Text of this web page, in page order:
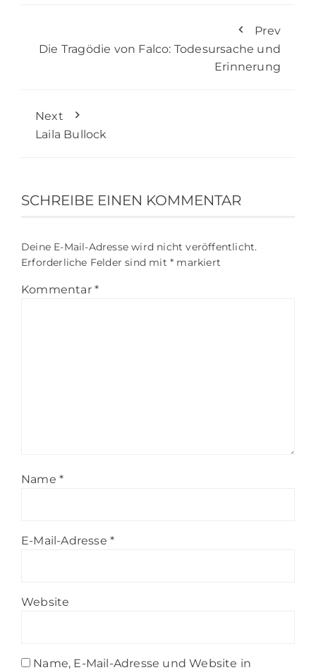
Prev
Die Tragödie von Falco: Todesursache und
Erinnerung
Next
Laila Bullock
SCHREIBE EINEN KOMMENTAR
Deine E-Mail-Adresse wird nicht veröffentlicht.
Erforderliche Felder sind mit * markiert
Kommentar *
Name *
E-Mail-Adresse *
Website
Name, E-Mail-Adresse und Website in